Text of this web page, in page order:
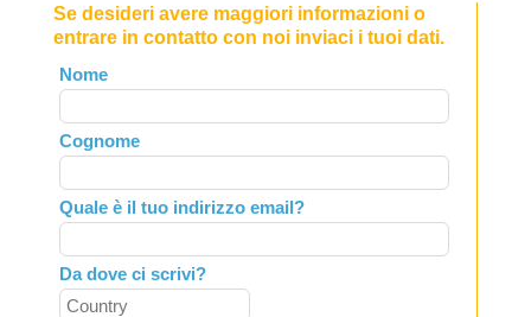
Se desideri avere maggiori informazioni o
entrare in contatto con noi inviaci i tuoi dati.
Leave
this
field
blank
Nome
Cognome
Quale è il tuo indirizzo email?
Da dove ci scrivi?